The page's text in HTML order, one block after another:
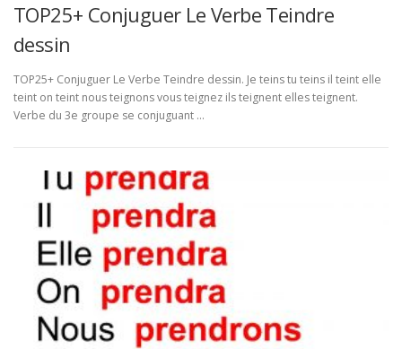
TOP25+ Conjuguer Le Verbe Teindre
dessin
TOP25+ Conjuguer Le Verbe Teindre dessin. Je teins tu teins il teint elle
teint on teint nous teignons vous teignez ils teignent elles teignent.
Verbe du 3e groupe se conjuguant …